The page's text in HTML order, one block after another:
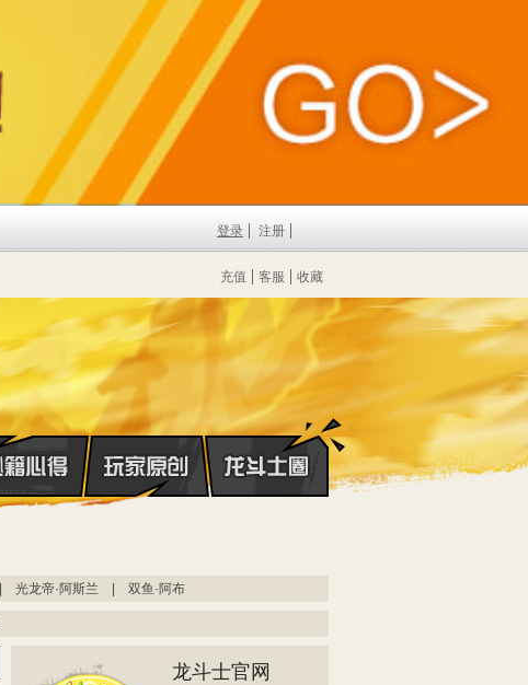
登录 注册
充值 客服 收藏
光龙帝·阿斯兰 双鱼·阿布
龙斗士官网